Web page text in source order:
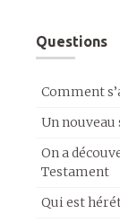
Questions
Comment
Un nouveau
On a
Testament
Qui est